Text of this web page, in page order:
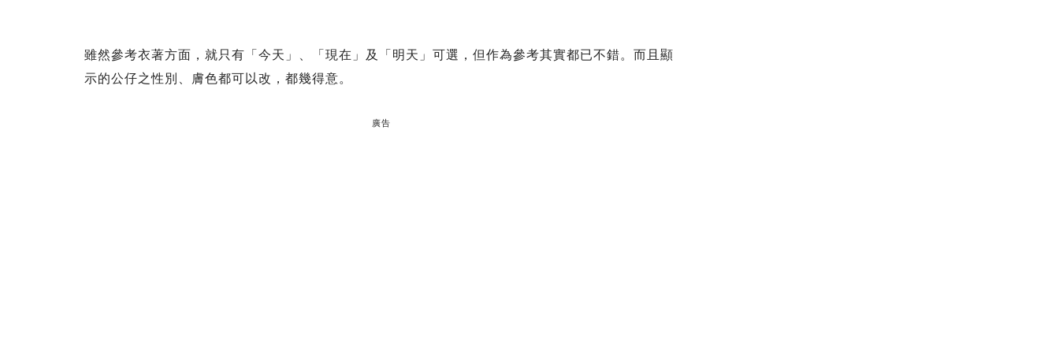
雖然參考衣著方面，就只有「今天」、「現在」及「明天」可選，但作為參考其實都已不錯。而且顯
示的公仔之性別、膚色都可以改，都幾得意。
廣告